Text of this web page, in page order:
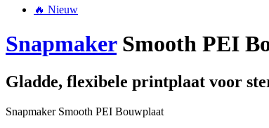
🔥 Nieuw
SnapmakerSmooth PEI
Gladde, flexibele printplaat voor
Snapmaker Smooth PEI Bouwplaat